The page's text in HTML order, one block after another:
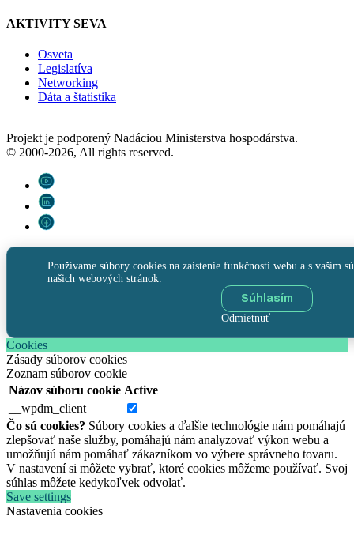
AKTIVITY SEVA
Osveta
Legislatíva
Networking
Dáta a štatistika
Projekt je podporený Nadáciou Ministerstva hospodárstva.
© 2000-2026, All rights reserved.
Používame súbory cookies na zaistenie funkčnosti webu a s vaším
našich webových stránok.
Súhlasím
Odmietnuť
Cookies
Zásady súborov cookies
Zoznam súborov cookie
Názov súboru cookie Active
__wpdm_client
Čo sú cookies? Súbory cookies a ďalšie technológie nám pomáhajú
zlepšovať naše služby, pomáhajú nám analyzovať výkon webu a
umožňujú nám pomáhať zákazníkom vo výbere správneho tovaru.
V nastavení si môžete vybrať, ktoré cookies môžeme používať. Svoj
súhlas môžete kedykoľvek odvolať.
Save settings
Nastavenia cookies